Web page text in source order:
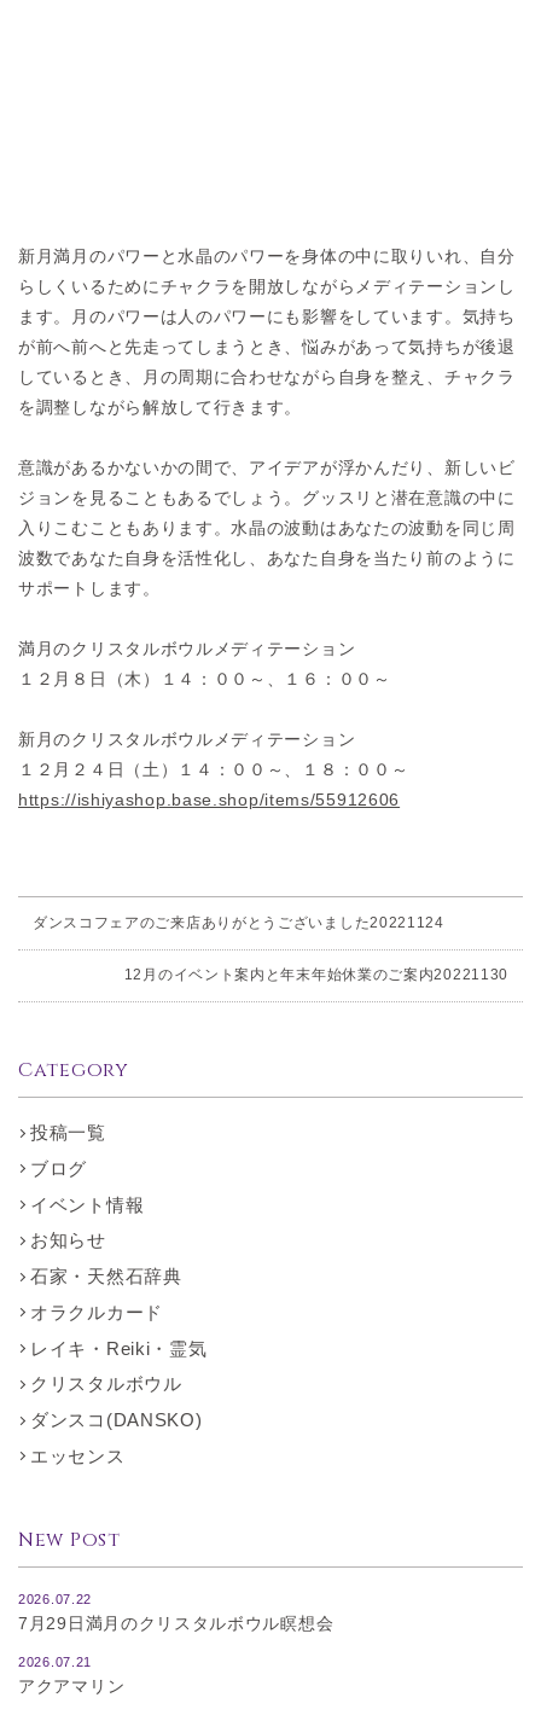
新月満月のパワーと水晶のパワーを身体の中に取りいれ、自分
らしくいるためにチャクラを開放しながらメディテーションし
ます。月のパワーは人のパワーにも影響をしています。気持ち
が前へ前へと先走ってしまうとき、悩みがあって気持ちが後退
しているとき、月の周期に合わせながら自身を整え、チャクラ
を調整しながら解放して行きます。
意識があるかないかの間で、アイデアが浮かんだり、新しいビ
ジョンを見ることもあるでしょう。グッスリと潜在意識の中に
入りこむこともあります。水晶の波動はあなたの波動を同じ周
波数であなた自身を活性化し、あなた自身を当たり前のように
サポートします。
満月のクリスタルボウルメディテーション
１２月８日（木）１４：００～、１６：００～
新月のクリスタルボウルメディテーション
１２月２４日（土）１４：００～、１８：００～
https://ishiyashop.base.shop/items/55912606
ダンスコフェアのご来店ありがとうございました20221124
12月のイベント案内と年末年始休業のご案内20221130
Category
投稿一覧
ブログ
イベント情報
お知らせ
石家・天然石辞典
オラクルカード
レイキ・Reiki・霊気
クリスタルボウル
ダンスコ(DANSKO)
エッセンス
New Post
2026.07.22
7月29日満月のクリスタルボウル瞑想会
2026.07.21
アクアマリン